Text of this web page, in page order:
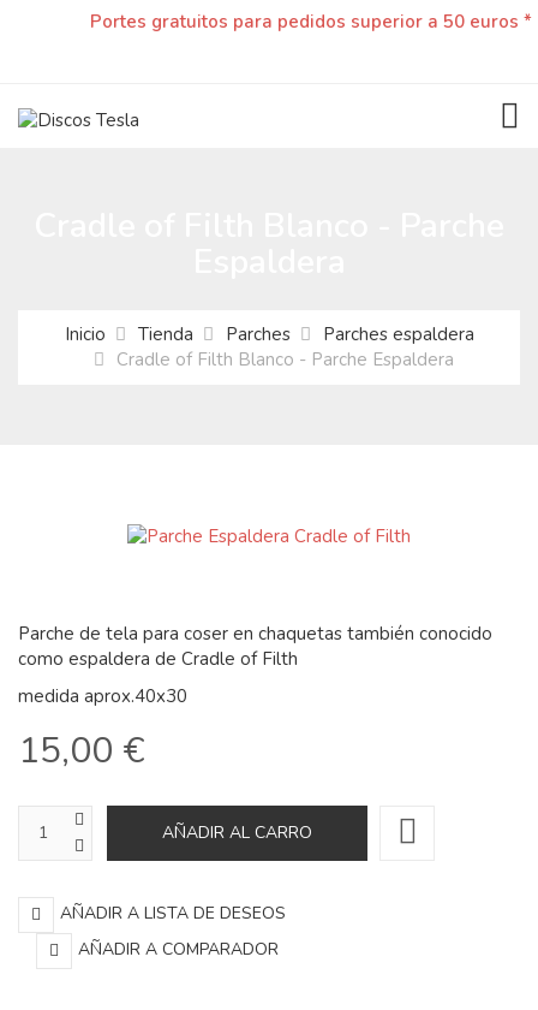
Portes gratuitos para pedidos superior a 50 euros *
Inicio Tienda Parches
Parches espaldera
Cradle of Filth Blanco - Parche Espaldera
Parche de tela para coser en chaquetas también conocido
como espaldera de Cradle of Filth
medida aprox.40x30
15,00 €
AÑADIR A LISTA DE DESEOS
AÑADIR A COMPARADOR